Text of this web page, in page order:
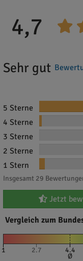
4,7
Sehr gut
5 Sterne
4 Sterne
3 Sterne
2 Sterne
1 Stern
Insgesamt 29
Jetzt
Vergleich zum
1 2.7 4.4
Ø